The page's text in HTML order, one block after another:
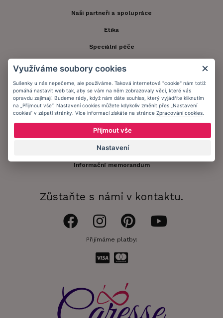
Naši partneři a spolupráce
Etika
Speciální péče
Kontakt
Zákaznický účet
Registrace zákazníka
Doprava a platba
Obchodní podmínky
Ochrana osobních údajů
Informační memorandum
Zůstaňte s námi v kontaktu.
Přijímáme platby:
Využíváme soubory cookies
Sušenky u nás nepečeme, ale používáme. Taková internetová "cookie" nám totiž
pomáhá nastavit web tak, aby se vám na něm zobrazovaly věci, které vás
opravdu zajímají. Budeme rády, když nám dáte souhlas, který vyjádříte kliknutím
na „Přijmout vše“. Nastavení cookies můžete kdykoliv změnit přes „Nastavení
cookies“ v zápatí stránky. Více informací získáte na stránce Zpracování cookies
Přijmout vše
Nastavení